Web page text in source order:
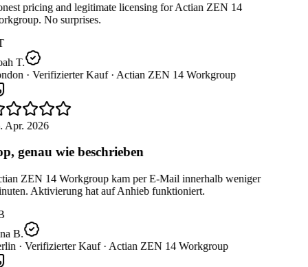
pricing and legitimate licensing for Actian ZEN 14
No surprises.
T.
· Verifizierter Kauf · Actian ZEN 14 Workgroup
Apr. 2026
genau wie beschrieben
ZEN 14 Workgroup kam per E-Mail innerhalb weniger
Aktivierung hat auf Anhieb funktioniert.
B.
· Verifizierter Kauf · Actian ZEN 14 Workgroup